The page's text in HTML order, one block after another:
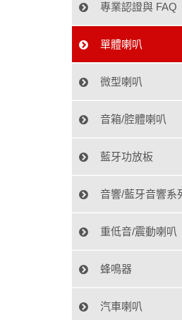
專業認證與 FAQ
單體喇叭
微型喇叭
音箱/腔體喇叭
藍牙功放板
音響/藍牙音響系
重低音/震動喇叭
蜂鳴器
汽車喇叭